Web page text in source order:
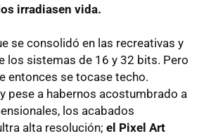
irradiasen vida.
se consolidó en las recreativas y
los sistemas de 16 y 32 bits. Pero
entonces se tocase techo.
pese a habernos acostumbrado a
los acabados
alta resolución; el Pixel Art